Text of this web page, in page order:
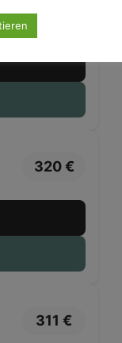
335 €
320 €
311 €